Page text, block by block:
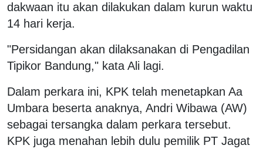
dakwaan itu akan dilakukan dalam kurun waktu
14 hari kerja.
"Persidangan akan dilaksanakan di Pengadilan
Tipikor Bandung," kata Ali lagi.
Dalam perkara ini, KPK telah menetapkan Aa
Umbara beserta anaknya, Andri Wibawa (AW)
sebagai tersangka dalam perkara tersebut.
KPK juga menahan lebih dulu pemilik PT Jagat